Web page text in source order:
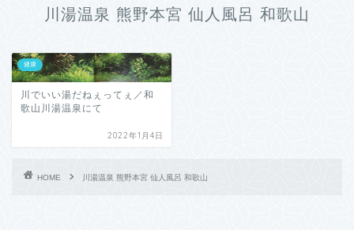
川湯温泉 熊野本宮 仙人風呂 和歌山
健康
川でいい湯だねぇってぇ／和
歌山川湯温泉にて
2022年1月4日
HOME 川湯温泉 熊野本宮 仙人風呂 和歌山